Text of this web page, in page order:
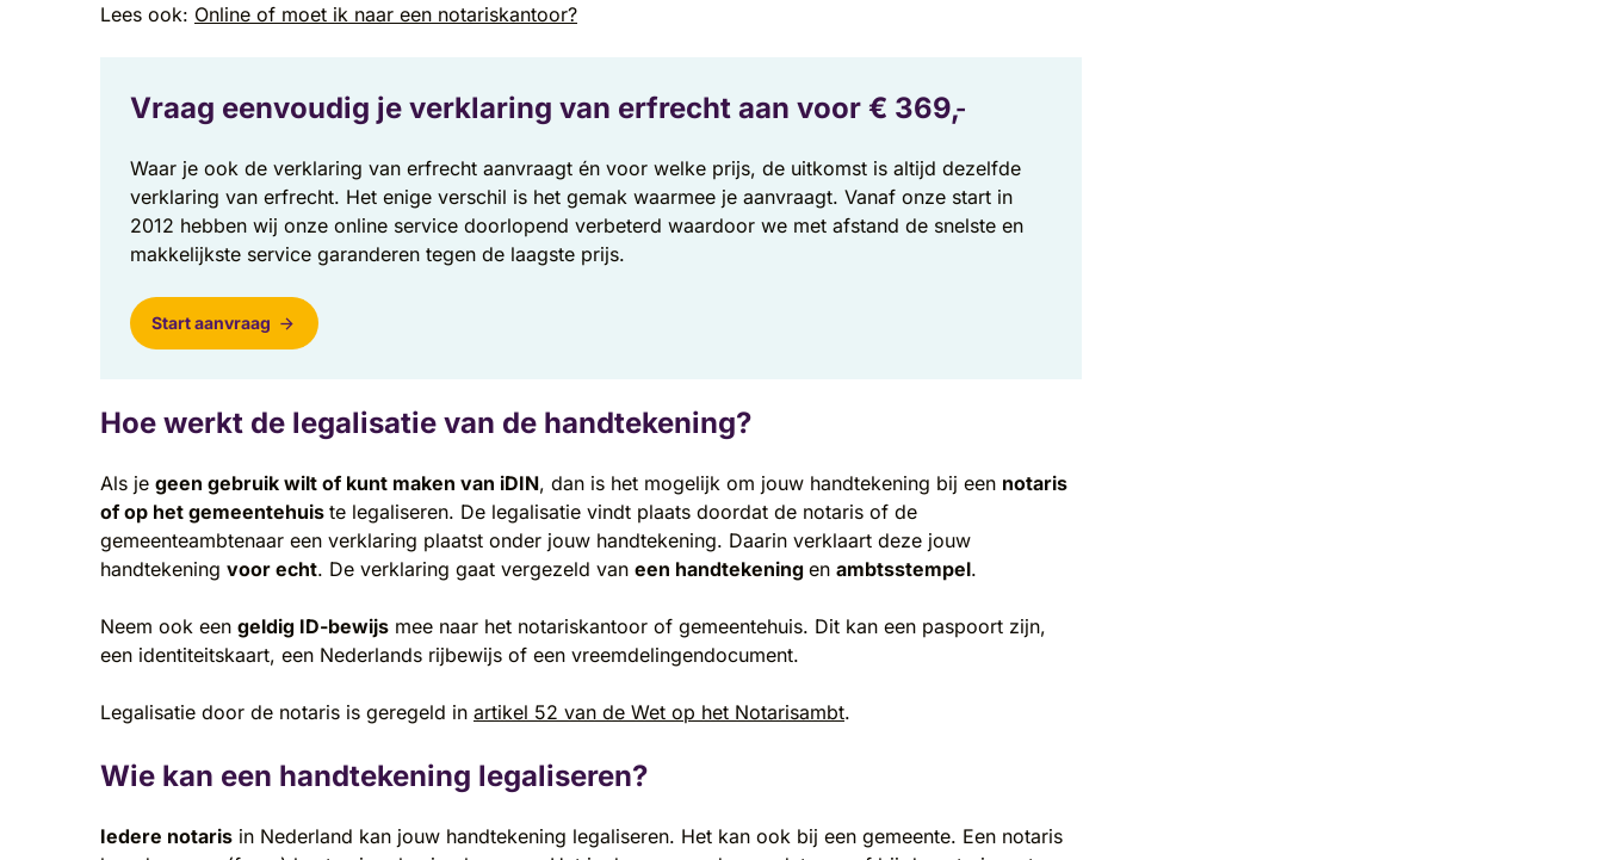
Lees ook: Online of moet ik naar een notariskantoor?
Vraag eenvoudig je verklaring van erfrecht aan voor € 369,-
Waar je ook de verklaring van erfrecht aanvraagt én voor welke prijs, de uitkomst is altijd dezelfde
verklaring van erfrecht. Het enige verschil is het gemak waarmee je aanvraagt. Vanaf onze start in
2012 hebben wij onze online service doorlopend verbeterd waardoor we met afstand de snelste en
makkelijkste service garanderen tegen de laagste prijs.
Start aanvraag
Hoe werkt de legalisatie van de handtekening?
Als je geen gebruik wilt of kunt maken van iDIN, dan is het mogelijk om jouw handtekening bij een notaris
of op het gemeentehuis te legaliseren. De legalisatie vindt plaats doordat de notaris of de
gemeenteambtenaar een verklaring plaatst onder jouw handtekening. Daarin verklaart deze jouw
handtekening voor echt. De verklaring gaat vergezeld van een handtekening en ambtsstempel.
Neem ook een geldig ID-bewijs mee naar het notariskantoor of gemeentehuis. Dit kan een paspoort zijn,
een identiteitskaart, een Nederlands rijbewijs of een vreemdelingendocument.
Legalisatie door de notaris is geregeld in artikel 52 van de Wet op het Notarisambt.
Wie kan een handtekening legaliseren?
Iedere notaris in Nederland kan jouw handtekening legaliseren. Het kan ook bij een gemeente. Een notaris